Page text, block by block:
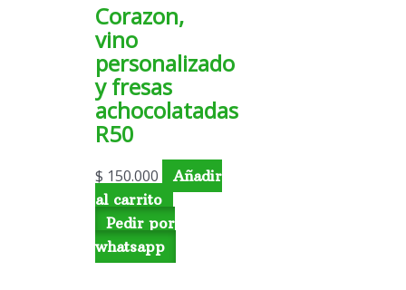
Corazon,
vino
personalizado
y fresas
achocolatadas
R50
$ 150.000
Añadir
al carrito
Pedir por
whatsapp